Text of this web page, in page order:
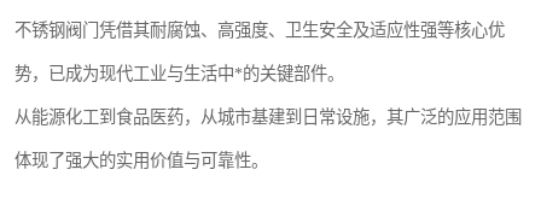
不锈钢阀门凭借其耐腐蚀、高强度、卫生安全及适应性强等核心优
势，已成为现代工业与生活中*的关键部件。
从能源化工到食品医药，从城市基建到日常设施，其广泛的应用范围
体现了强大的实用价值与可靠性。